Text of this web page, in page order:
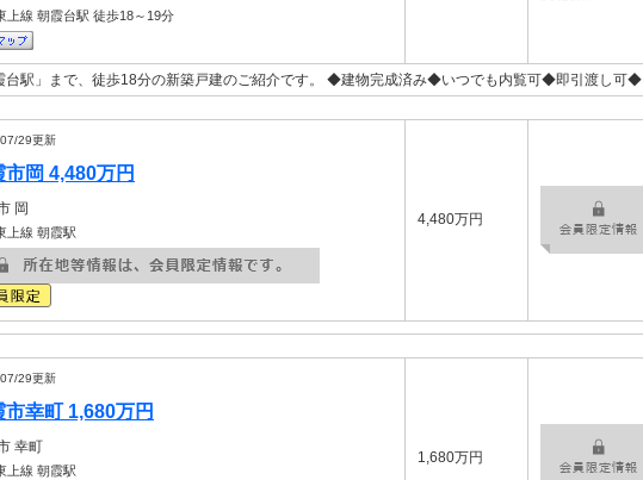
上線 朝霞台駅 徒歩18～19分
駅」まで、徒歩18分の新築戸建のご紹介です。 ◆建物完成済み◆いつでも内覧可◆即引渡し可◆
29更新
市岡 4,480万円
岡
上線 朝霞駅
4,480万円
29更新
市幸町 1,680万円
幸町
上線 朝霞駅
1,680万円